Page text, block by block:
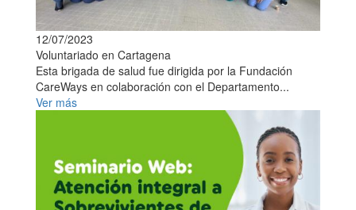
12/07/2023
Voluntariado en Cartagena
Esta brigada de salud fue dirigida por la Fundación
CareWays en colaboración con el Departamento...
Ver más